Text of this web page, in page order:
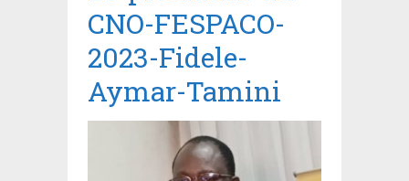
CNO-FESPACO-
2023-Fidele-
Aymar-Tamini